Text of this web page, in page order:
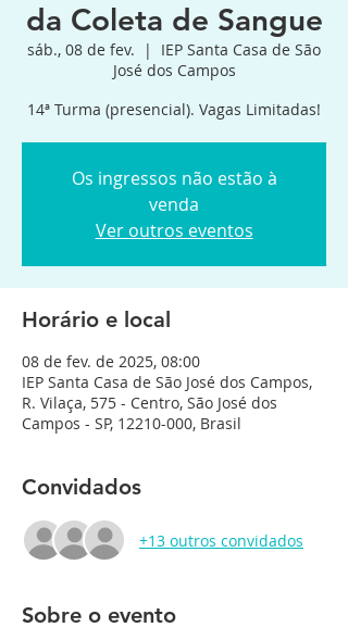
da Coleta de Sangue
sáb., 08 de fev.
  |
IEP Santa Casa de São
José dos Campos
14ª Turma (presencial). Vagas Limitadas!
Os ingressos não estão à
venda
Ver outros eventos
Horário e local
08 de fev. de 2025, 08:00
IEP Santa Casa de São José dos Campos,
R. Vilaça, 575 - Centro, São José dos
Campos - SP, 12210-000, Brasil
Convidados
+13 outros convidados
Sobre o evento